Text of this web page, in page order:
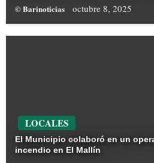
© Barinoticias octubre 8, 2025
LOCALES
El Municipio colaboró en un
incendio en El Mallín